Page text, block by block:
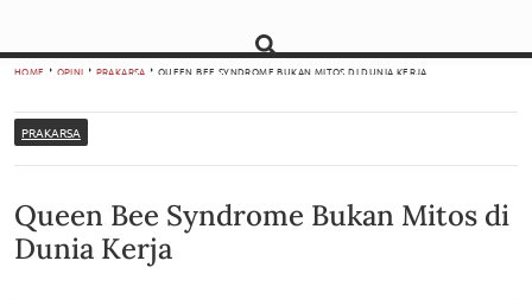
HOME OPINI PRAKARSA QUEEN BEE SYNDROME BUKAN MITOS DI DUNIA KERJA
PRAKARSA
Queen Bee Syndrome Bukan Mitos di
Dunia Kerja